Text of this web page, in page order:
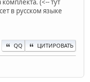
(<-- тут
в русском языке
QQ ЦИТИРОВАТЬ